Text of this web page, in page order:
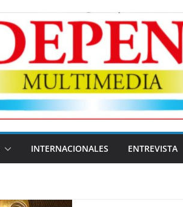
INTERNACIONALES ENTREVISTA